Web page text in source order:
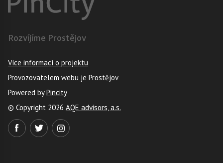
Rozvíjíme Prostějov
Více informací o projektu
Provozovatelem webu je Prostějov
Powered byPincity
© Copyright 2026 AQE advisors, a.s.